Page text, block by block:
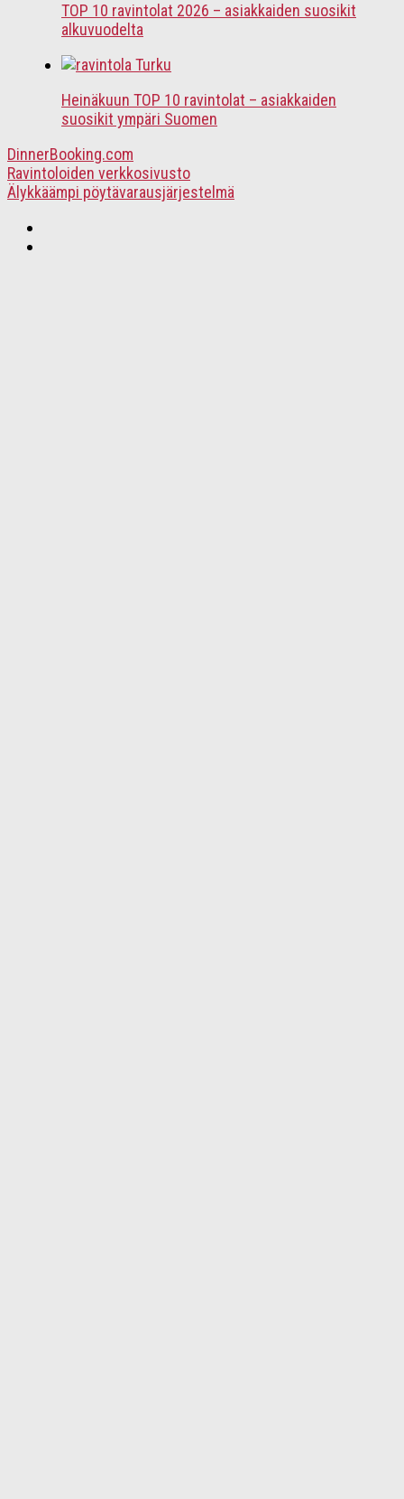
TOP 10 ravintolat 2026 – asiakkaiden suosikit
alkuvuodelta
Heinäkuun TOP 10 ravintolat – asiakkaiden
suosikit ympäri Suomen
DinnerBooking.com
Ravintoloiden verkkosivusto
Älykkäämpi pöytävarausjärjestelmä